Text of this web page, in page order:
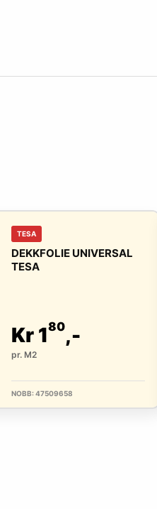
TESA
DEKKFOLIE UNIVERSAL
TESA
Kr 180,-
pr. M2
NOBB: 47509658